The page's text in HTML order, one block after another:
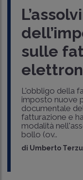
sulle
L'obbligo della
imposto nuove
documentale
fatturazione e
modalità
bollo (ov..
di Umberto